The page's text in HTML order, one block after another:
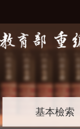
基本檢索